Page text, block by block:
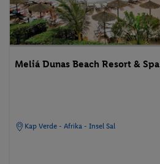
Meliá Dunas Beach Resort & Spa
Kap Verde - Afrika - Insel Sal